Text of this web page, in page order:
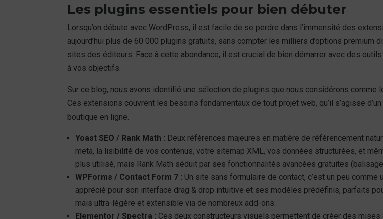
Les plugins essentiels pour bien débuter
Lorsqu’on débute avec WordPress, il est facile de se perdre dans l’immensité des
aujourd’hui plus de 60 000 plugins gratuits, sans compter les milliers d’options
sites des éditeurs. Face à cette abondance, il est crucial de bien démarrer avec des
à vos objectifs.
Sur ce blog, nous avons identifié une sélection de plugins que nous considérons
Ces extensions couvrent les besoins fondamentaux de tout projet web, qu’il s’agisse
boutique en ligne.
Yoast SEO / Rank Math : Deux références majeures en matière de référencement
meta, la lisibilité de vos contenus, votre sitemap XML, vos données structurées, et
plus utilisé, mais Rank Math séduit par ses fonctionnalités avancées gratuites
WPForms / Contact Form 7 : Un site sans formulaire de contact, c’est un peu
apprécié pour son interface drag & drop intuitive et ses modèles prédéfinis, parfaits
mais ultra-légère et extensible via de nombreux add-ons.
Elementor / Spectra : Ces deux constructeurs visuels permettent de créer des